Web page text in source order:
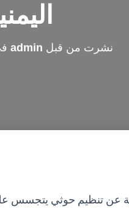
نشرت من قبل admin
عن تنظيم حوثي يتجسس